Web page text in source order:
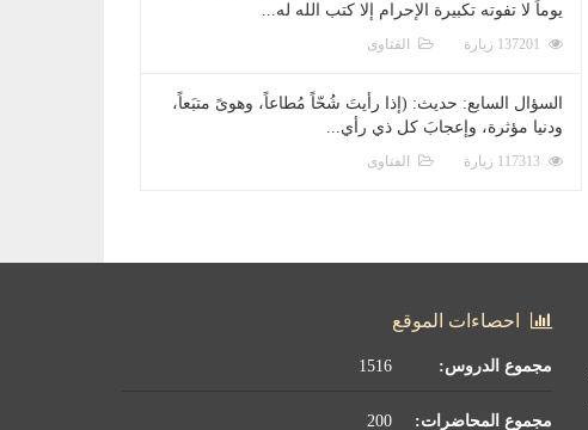
يوماً لا تفوته تكبيرة الإحرام إلا كتب الله له...
الفتاوى
السؤال السابع: حديث: (إذا رأيتَ شُحّاً مُطاعاً، وهوىً متبَعاً،
ودنيا مؤثرة، وإعجابَ كل ذي رأي...
الفتاوى
احصاءات الموقع
مجموع الدروس:
مجموع المحاضرات: